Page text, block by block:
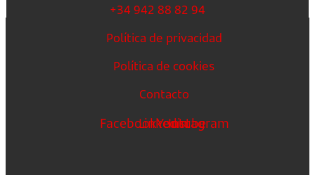
+34 942 88 82 94
Política de privacidad
Política de cookies
Contacto
FacebookLinkedin
Youtube
Instagram